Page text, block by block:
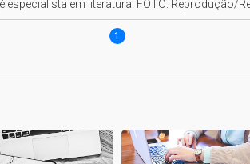
especialista em literatura. FOTO: Reprodução/
1